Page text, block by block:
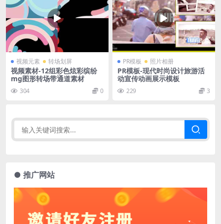
视频元素 转场划屏
视频素材-12组彩色炫彩缤纷
mg图形转场带通道素材
304 0
PR模板 照片相册
PR模板-现代时尚设计旅游活
动宣传动画展示模板
229 3
● 推广网站